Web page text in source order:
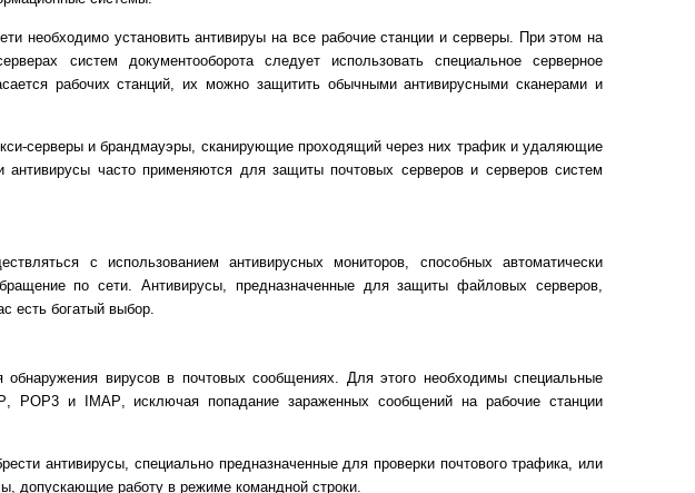
необходимо установить антивируы на все рабочие станции и серверы. При этом на
систем документооборота следует использовать специальное серверное
рабочих станций, их можно защитить обычными антивирусными сканерами и
серверы и брандмауэры, сканирующие проходящий через них трафик и удаляющие
часто применяются для защиты почтовых серверов и серверов систем
с использованием антивирусных мониторов, способных автоматически
по сети. Антивирусы, предназначенные для защиты файловых серверов,
есть богатый выбор.
вирусов в почтовых сообщениях. Для этого необходимы специальные
, POP3 и IMAP , исключая попадание зараженных сообщений на рабочие станции
антивирусы, специально предназначенные для проверки почтового трафика, или
допускающие работу в режиме командной строки.